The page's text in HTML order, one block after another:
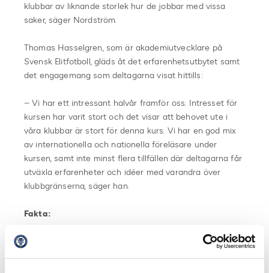
klubbar av liknande storlek hur de jobbar med vissa
saker, säger Nordström.
Thomas Hasselgren, som är akademiutvecklare på
Svensk Elitfotboll, gläds åt det erfarenhetsutbytet samt
det engagemang som deltagarna visat hittills:
– Vi har ett intressant halvår framför oss. Intresset för
kursen har varit stort och det visar att behovet ute i
våra klubbar är stort för denna kurs. Vi har en god mix
av internationella och nationella föreläsare under
kursen, samt inte minst flera tillfällen där deltagarna får
utväxla erfarenheter och idéer med varandra över
klubbgränserna, säger han.
Fakta:
Delar i fördjupningskursen i tränarutveckling: